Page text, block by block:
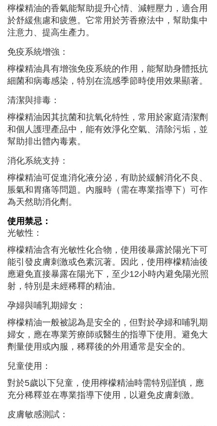
檸檬精油的香氣能幫助提升心情、減輕壓力，適合用
於舒緩焦慮和疲憊。它常用於芳香療法中，幫助集中
注意力、提高生產力。
免疫系統增強：
檸檬精油具有增強免疫系統的作用，能幫助身體抵抗
細菌和病毒感染，特別在流感季節時使用效果顯著。
清潔與排毒：
檸檬精油因其抗菌和抗氧化特性，常用於家庭清潔劑
和個人護理產品中，能有效淨化空氣、清除污垢，並
幫助排出體內毒素。
消化系統支持：
檸檬精油可促進消化液分泌，有助於緩解消化不良、
脹氣和胃痛等問題。內服時（需在專業指導下）可作
為天然助消化劑。
使用禁忌：
光敏性：
檸檬精油含有光敏性化合物，使用後暴露於陽光下可
能引發皮膚刺激或色素沉著。因此，使用檸檬精油後
應避免直接暴露在陽光下，至少12小時內避免陽光照
射，特別是未經稀釋的精油。
孕婦與哺乳期婦女：
檸檬精油一般被認為是安全的，但對於孕婦和哺乳期
婦女，應在專業芳療師或醫生的指導下使用。避免大
劑量使用或內服，稀釋後的外用通常是安全的。
兒童使用：
對於5歲以下兒童，使用檸檬精油時需特別謹慎，應
充分稀釋並在專業指導下使用，以避免皮膚刺激。
皮膚敏感測試：